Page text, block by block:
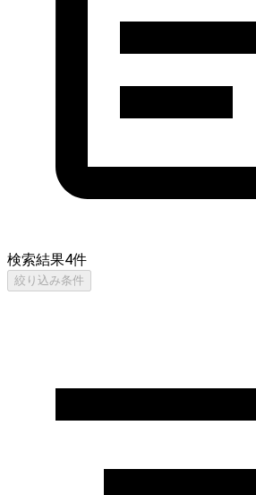
検索結果4件
絞り込み条件